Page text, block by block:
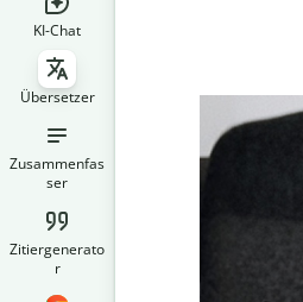
KI-Chat
Übersetzer
Zusammenfas
ser
Zitiergenerato
r